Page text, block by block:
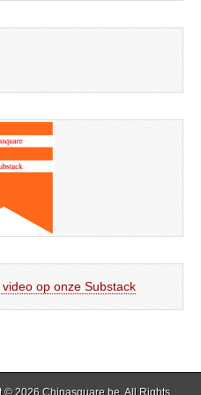
op onze Substack
© 2026 Chinasquare.be. All Rights